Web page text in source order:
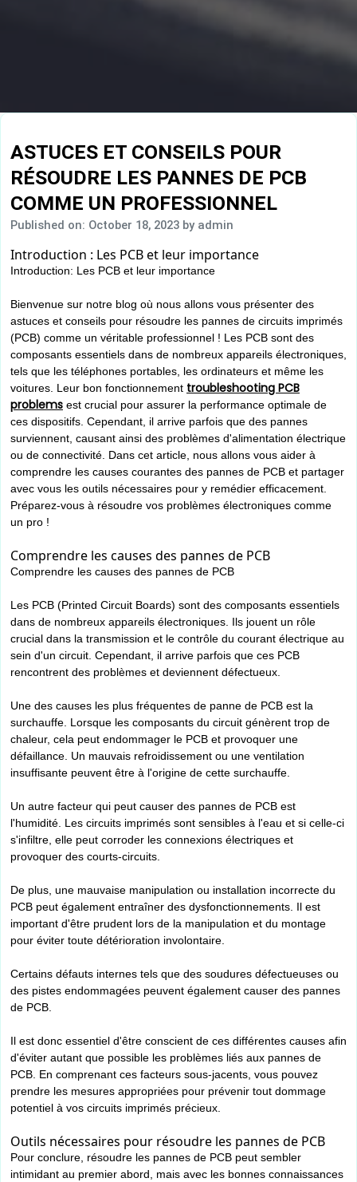
ASTUCES ET CONSEILS POUR
RÉSOUDRE LES PANNES DE PCB
COMME UN PROFESSIONNEL
Published on: October 18, 2023 by admin
Introduction : Les PCB et leur importance
Introduction: Les PCB et leur importance
Bienvenue sur notre blog où nous allons vous présenter des
astuces et conseils pour résoudre les pannes de circuits imprimés
(PCB) comme un véritable professionnel ! Les PCB sont des
composants essentiels dans de nombreux appareils électroniques,
tels que les téléphones portables, les ordinateurs et même les
voitures. Leur bon fonctionnement troubleshooting PCB
problems est crucial pour assurer la performance optimale de
ces dispositifs. Cependant, il arrive parfois que des pannes
surviennent, causant ainsi des problèmes d'alimentation électrique
ou de connectivité. Dans cet article, nous allons vous aider à
comprendre les causes courantes des pannes de PCB et partager
avec vous les outils nécessaires pour y remédier efficacement.
Préparez-vous à résoudre vos problèmes électroniques comme
un pro !
Comprendre les causes des pannes de PCB
Comprendre les causes des pannes de PCB
Les PCB (Printed Circuit Boards) sont des composants essentiels
dans de nombreux appareils électroniques. Ils jouent un rôle
crucial dans la transmission et le contrôle du courant électrique au
sein d'un circuit. Cependant, il arrive parfois que ces PCB
rencontrent des problèmes et deviennent défectueux.
Une des causes les plus fréquentes de panne de PCB est la
surchauffe. Lorsque les composants du circuit génèrent trop de
chaleur, cela peut endommager le PCB et provoquer une
défaillance. Un mauvais refroidissement ou une ventilation
insuffisante peuvent être à l'origine de cette surchauffe.
Un autre facteur qui peut causer des pannes de PCB est
l'humidité. Les circuits imprimés sont sensibles à l'eau et si celle-ci
s'infiltre, elle peut corroder les connexions électriques et
provoquer des courts-circuits.
De plus, une mauvaise manipulation ou installation incorrecte du
PCB peut également entraîner des dysfonctionnements. Il est
important d'être prudent lors de la manipulation et du montage
pour éviter toute détérioration involontaire.
Certains défauts internes tels que des soudures défectueuses ou
des pistes endommagées peuvent également causer des pannes
de PCB.
Il est donc essentiel d'être conscient de ces différentes causes afin
d'éviter autant que possible les problèmes liés aux pannes de
PCB. En comprenant ces facteurs sous-jacents, vous pouvez
prendre les mesures appropriées pour prévenir tout dommage
potentiel à vos circuits imprimés précieux.
Outils nécessaires pour résoudre les pannes de PCB
Pour conclure, résoudre les pannes de PCB peut sembler
intimidant au premier abord, mais avec les bonnes connaissances